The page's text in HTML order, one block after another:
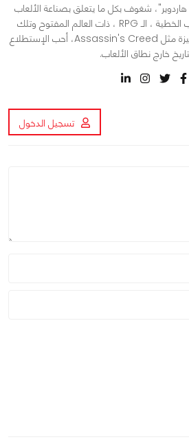
شغوف بكل ما يتعلق بصناعة الألعاب
وأعتبرها حياتي ، أحب الألعاب الخطية ، الـ RPG ، ذات العالم المفتوح وتلك
التي تقدم تجربة قصصية متميزة مثل Assassin's Creed، أحب الإستطلاع
خارج نطاق الألعاب.
تسجيل الدخول